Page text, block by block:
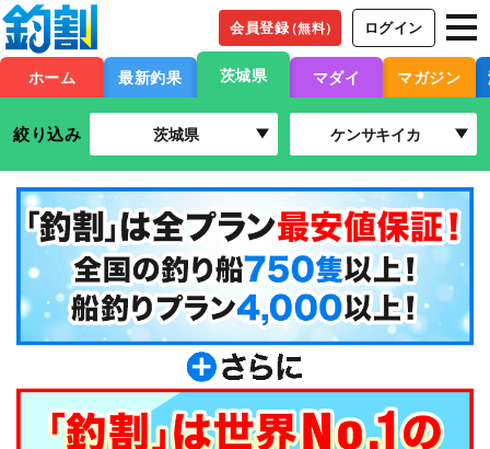
会員登録（無料） ログイン
ホーム 最新釣果 茨城県 マダイ マガジン
絞り込み 茨城県 ケンサキイカ